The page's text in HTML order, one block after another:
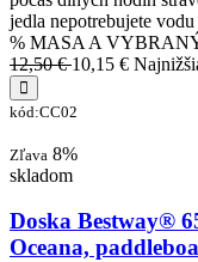
jedla nepotrebujete
% MASA A
12,50 €10,15 €
kód:CC02
Zľava 8%
skladom
Doska Bestway®
Oceana,